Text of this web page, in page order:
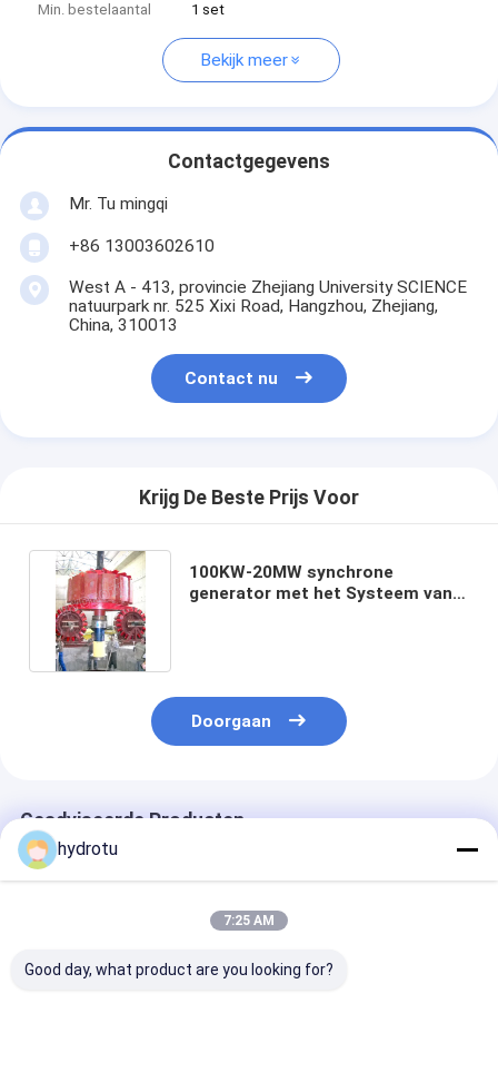
Min. bestelaantal
1 set
Bekijk meer
Contactgegevens
Mr. Tu mingqi
+86 13003602610
West A - 413, provincie Zhejiang University SCIENCE
natuurpark nr. 525 Xixi Road, Hangzhou, Zhejiang,
China, 310013
Contact nu
Krijg De Beste Prijs Voor
100KW-20MW synchrone
generator met het Systeem van
Doorgaan
Geadviseerde Producten
hydrotu
7:25 AM
Good day, what product are you looking for?